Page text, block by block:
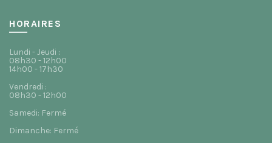
HORAIRES
Lundi - Jeudi :
08h30 - 12h00
14h00 - 17h30
Vendredi :
08h30 - 12h00
Samedi: Fermé
Dimanche: Fermé